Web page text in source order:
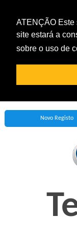
ATENÇÃO Este
site estará a
sobre o uso de
Novo Registo